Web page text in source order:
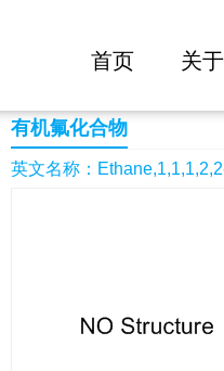
首页 关
Ethane,1,1,1,2,2-pentafluoro-2-
有机氟化合物
英文名称：